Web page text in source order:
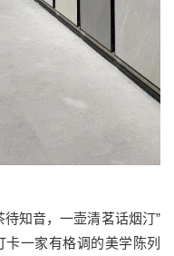
知音，一壶清茗话烟汀”
一家有格调的美学陈列